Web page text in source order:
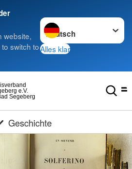
website,
switch to
Sprache wechseln zu
Alles klar
Segeberg
e.V.
Geschichte